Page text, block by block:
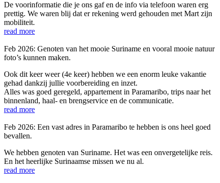
De voorinformatie die je ons gaf en de info via telefoon waren erg
prettig. We waren blij dat er rekening werd gehouden met Mart zijn
mobiliteit.
read more
Feb 2026: Genoten van het mooie Suriname en vooral mooie natuur
foto’s kunnen maken.
Ook dit keer weer (4e keer) hebben we een enorm leuke vakantie
gehad dankzij jullie voorbereiding en inzet.
Alles was goed geregeld, appartement in Paramaribo, trips naar het
binnenland, haal- en brengservice en de communicatie.
read more
Feb 2026: Een vast adres in Paramaribo te hebben is ons heel goed
bevallen.
We hebben genoten van Suriname. Het was een onvergetelijke reis.
En het heerlijke Surinaamse missen we nu al.
read more